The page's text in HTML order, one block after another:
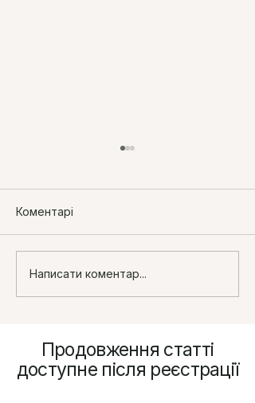
Головні цифри для
Коментарі
Написати коментар...
Продовження статті
доступне після реєстрації